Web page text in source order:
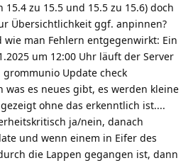
zu 15.5 und 15.5 zu 15.6) doch
Übersichtlichkeit ggf. anpinnen?
man Fehlern entgegenwirkt: Ein
um 12:00 Uhr läuft der Server
Update check
es neues gibt, es werden kleine
ohne das erkenntlich ist....
ja/nein, danach
und wenn einem in Eifer des
die Lappen gegangen ist, dann